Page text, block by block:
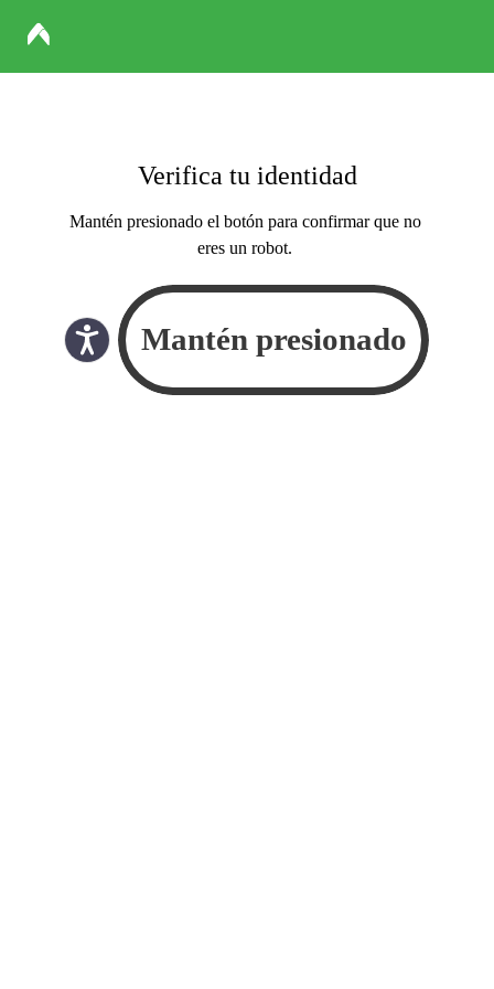
Verifica tu identidad
Mantén presionado el botón para confirmar que no
eres un robot.